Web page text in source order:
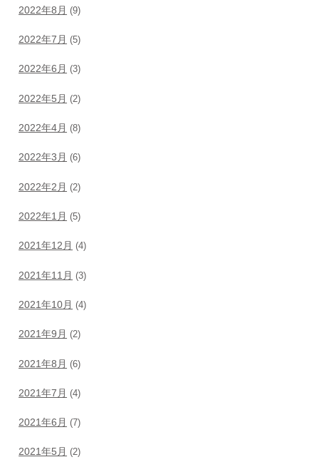
2022年8月 (9)
2022年7月 (5)
2022年6月 (3)
2022年5月 (2)
2022年4月 (8)
2022年3月 (6)
2022年2月 (2)
2022年1月 (5)
2021年12月 (4)
2021年11月 (3)
2021年10月 (4)
2021年9月 (2)
2021年8月 (6)
2021年7月 (4)
2021年6月 (7)
2021年5月 (2)